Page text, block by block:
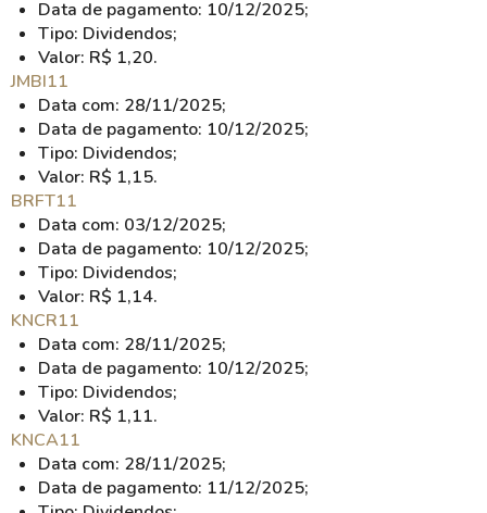
Data de pagamento: 10/12/2025;
Tipo: Dividendos;
Valor: R$ 1,20.
JMBI11
Data com: 28/11/2025;
Data de pagamento: 10/12/2025;
Tipo: Dividendos;
Valor: R$ 1,15.
BRFT11
Data com: 03/12/2025;
Data de pagamento: 10/12/2025;
Tipo: Dividendos;
Valor: R$ 1,14.
KNCR11
Data com: 28/11/2025;
Data de pagamento: 10/12/2025;
Tipo: Dividendos;
Valor: R$ 1,11.
KNCA11
Data com: 28/11/2025;
Data de pagamento: 11/12/2025;